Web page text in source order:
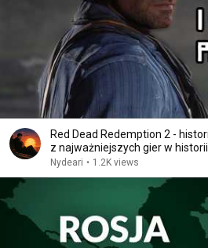
Red Dead Redemption 2 - historia porzucenia jednej
z najważniejszych gier w historii
Nydeari • 1.2K views